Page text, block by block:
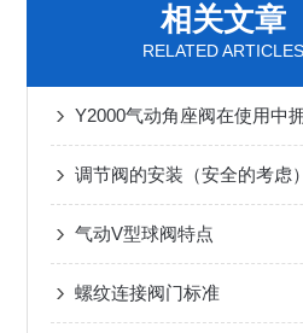
相关文章
RELATED ARTICLES
调节阀的安装（安全的考虑）
气动V型球阀特点
螺纹连接阀门标准